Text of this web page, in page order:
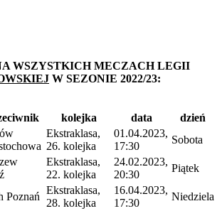
WSZYSTKICH MECZACH LEGII
W SEZONIE 2022/23:
kolejka data
dzień
Ekstraklasa,
26. kolejka
01.04.2023,
17:30
Sobota
Ekstraklasa,
22. kolejka
24.02.2023,
20:30
Piątek
Poznań
Ekstraklasa,
28. kolejka
16.04.2023,
17:30
Niedziela